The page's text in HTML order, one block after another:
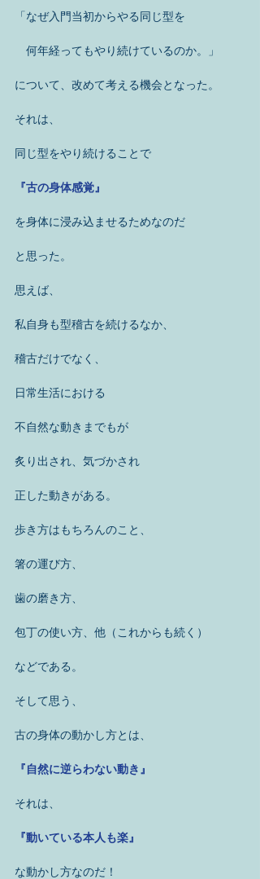
「なぜ入門当初からやる同じ型を
何年経ってもやり続けているのか。」
について、改めて考える機会となった。
それは、
同じ型をやり続けることで
『古の身体感覚』
を身体に浸み込ませるためなのだ
と思った。
思えば、
私自身も型稽古を続けるなか、
稽古だけでなく、
日常生活における
不自然な動きまでもが
炙り出され、気づかされ
正した動きがある。
歩き方はもちろんのこと、
箸の運び方、
歯の磨き方、
包丁の使い方、他（これからも続く）
などである。
そして思う、
古の身体の動かし方とは、
『自然に逆らわない動き』
それは、
『動いている本人も楽』
な動かし方なのだ！